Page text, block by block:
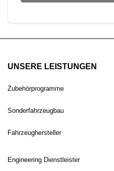
UNSERE LEISTUNGEN
Zubehörprogramme
Sonderfahrzeugbau
Fahrzeughersteller
Engineering Dienstleister